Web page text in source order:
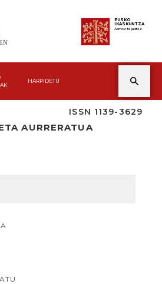
EUSKO
IKASKUNTZA
Asmoz ta jakitez
HARPIDETU
ISSN 1139-3629
AURRERATUA